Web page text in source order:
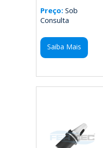
Preço: Sob
Consulta
Saiba Mais